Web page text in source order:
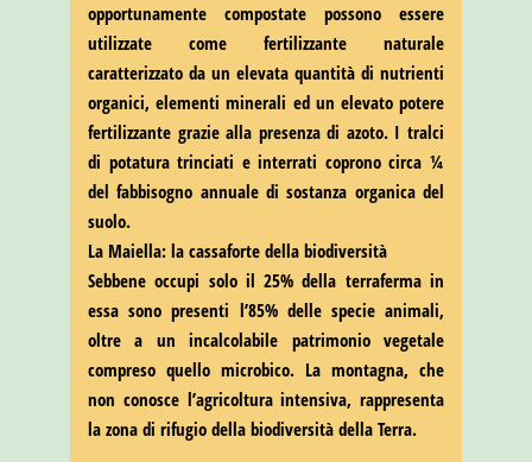
opportunamente compostate possono essere
utilizzate come fertilizzante naturale
caratterizzato da un elevata quantità di nutrienti
organici, elementi minerali ed un elevato potere
fertilizzante grazie alla presenza di azoto. I tralci
di potatura trinciati e interrati coprono circa ¼
del fabbisogno annuale di sostanza organica del
suolo.
La Maiella: la cassaforte della biodiversità
Sebbene occupi solo il 25% della terraferma in
essa sono presenti l’85% delle specie animali,
oltre a un incalcolabile patrimonio vegetale
compreso quello microbico. La montagna, che
non conosce l’agricoltura intensiva, rappresenta
la zona di rifugio della biodiversità della Terra.